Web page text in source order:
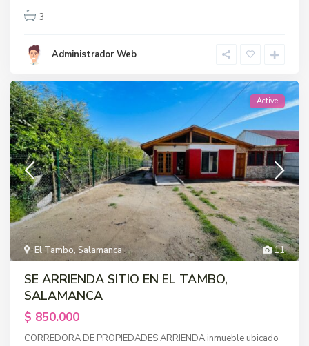
3
Administrador Web
11
El Tambo,Salamanca
Active
SE ARRIENDA SITIO EN EL TAMBO,
SALAMANCA
$ 850.000
CORREDORA DE PROPIEDADES ARRIENDA inmueble ubicado